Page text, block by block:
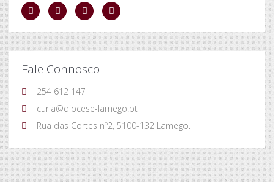
Fale Connosco
254 612 147
curia@diocese-lamego.pt
Rua das Cortes nº2, 5100-132 Lamego.